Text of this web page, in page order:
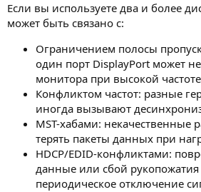
Если вы используете два и более
может быть связано с:
Ограничением полосы
один порт DisplayPort может
монитора при высокой
Конфликтом частот: разные
иногда вызывают
MST-хабами: некачественные
терять пакеты данных при
HDCP/EDID-конфликтами:
данные или сбой
периодическое отключение